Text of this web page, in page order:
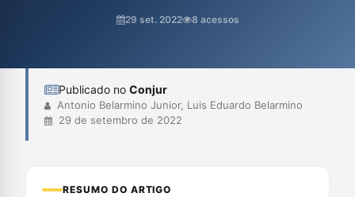
Torcedor e a responsabilidade solidária das entidades
29 set. 2022 8 acessos
Publicado no Conjur
Antonio Belarmino Junior, Luis Eduardo Belarmino
29 de setembro de 2022
RESUMO DO ARTIGO